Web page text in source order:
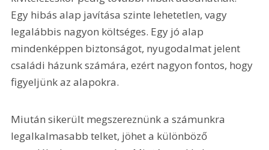
Egy hibás alap javítása szinte lehetetlen, vagy
legalábbis nagyon költséges. Egy jó alap
mindenképpen biztonságot, nyugodalmat jelent
családi házunk számára, ezért nagyon fontos, hogy
figyeljünk az alapokra.
Miután sikerült megszereznünk a számunkra
legalkalmasabb telket, jöhet a különböző